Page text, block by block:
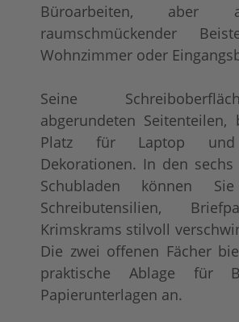
Büroarbeiten, aber
raumschmückender
Wohnzimmer oder
Seine
abgerundeten Seitenteilen,
Platz für Laptop
Dekorationen. In den sechs
Schubladen können
Schreibutensilien,
Krimskrams stilvoll
Die zwei offenen Fächer
praktische Ablage für
Papierunterlagen an.